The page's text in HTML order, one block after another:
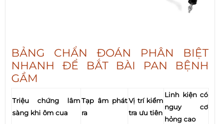
BẢNG CHẨN ĐOÁN PHÂN BIỆT
NHANH ĐỂ BẮT BÀI PAN BỆNH
GẦM
Triệu chứng lâm
sàng khi ôm cua
Tạp âm phát
ra
Vị trí kiểm
tra ưu tiên
Linh kiện có
nguy cơ
hỏng cao